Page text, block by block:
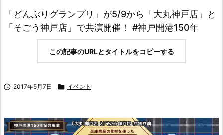
「どんぶりグランプリ」が5/9から「大丸神戸店」と
「そごう神戸店」で共演開催！ #神戸開港150年
この記事のURLとタイトルをコピーする
 2017年5月7日  イベント